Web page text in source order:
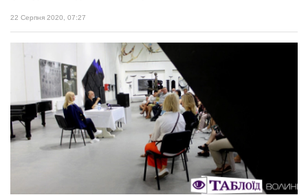
22 Серпня 2020, 07:27